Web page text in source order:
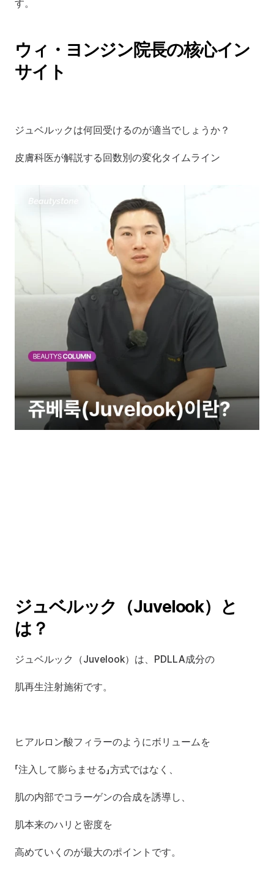
す。
ウィ・ヨンジン院長の核心イン
サイト
ジュベルックは何回受けるのが適当でしょうか？
皮膚科医が解説する回数別の変化タイムライン
ジュベルック（Juvelook）と
は？
ジュベルック（Juvelook）は、PDLLA成分の
肌再生注射施術です。
ヒアルロン酸フィラーのようにボリュームを
「注入して膨らませる」方式ではなく、
肌の内部でコラーゲンの合成を誘導し、
肌本来のハリと密度を
高めていくのが最大のポイントです。